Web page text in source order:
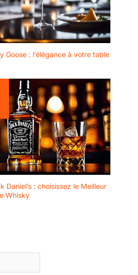
Goose : l’élégance à votre table
Daniel’s : choisissez le Meilleur
Whisky